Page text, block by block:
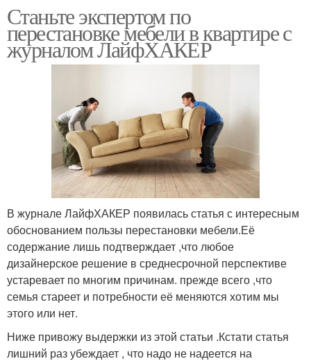
Станьте экспертом по
перестановке мебели в квартире с
журналом ЛайфХАКЕР
В журнале ЛайфХАКЕР появилась статья с интересным
обоснованием пользы перестановки мебели.Её
содержание лишь подтверждает ,что любое
дизайнерское решение в среднесрочной перспективе
устаревает по многим причинам. прежде всего ,что
семья стареет и потребности её меняются хотим мы
этого или нет.
Ниже привожу выдержки из этой статьи .Кстати статья
лишний раз убеждает , что надо не надеется на